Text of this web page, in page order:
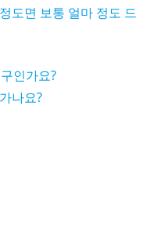
도면 보통 얼마 정도 드
인가요?
나요?